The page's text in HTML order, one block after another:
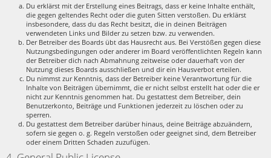
Du erklärst mit der Erstellung eines Beitrags, dass er keine Inhalte enthält,
die gegen geltendes Recht oder die guten Sitten verstoßen. Du erklärst
insbesondere, dass du das Recht besitzt, die in deinen Beiträgen
verwendeten Links und Bilder zu setzen bzw. zu verwenden.
Der Betreiber des Boards übt das Hausrecht aus. Bei Verstößen gegen diese
Nutzungsbedingungen oder anderer im Board veröffentlichten Regeln kann
der Betreiber dich nach Abmahnung zeitweise oder dauerhaft von der
Nutzung dieses Boards ausschließen und dir ein Hausverbot erteilen.
Du nimmst zur Kenntnis, dass der Betreiber keine Verantwortung für die
Inhalte von Beiträgen übernimmt, die er nicht selbst erstellt hat oder die er
nicht zur Kenntnis genommen hat. Du gestattest dem Betreiber, dein
Benutzerkonto, Beiträge und Funktionen jederzeit zu löschen oder zu
sperren.
Du gestattest dem Betreiber darüber hinaus, deine Beiträge abzuändern,
sofern sie gegen o. g. Regeln verstoßen oder geeignet sind, dem Betreiber
oder einem Dritten Schaden zuzufügen.